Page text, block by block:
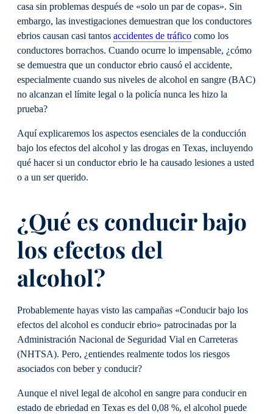
casa sin problemas después de «solo un par de copas». Sin
embargo, las investigaciones demuestran que los conductores
ebrios causan casi tantos accidentes de tráfico como los
conductores borrachos. Cuando ocurre lo impensable, ¿cómo
se demuestra que un conductor ebrio causó el accidente,
especialmente cuando sus niveles de alcohol en sangre (BAC)
no alcanzan el límite legal o la policía nunca les hizo la
prueba?
Aquí explicaremos los aspectos esenciales de la conducción
bajo los efectos del alcohol y las drogas en Texas, incluyendo
qué hacer si un conductor ebrio le ha causado lesiones a usted
o a un ser querido.
¿Qué es conducir bajo
los efectos del
alcohol?
Probablemente hayas visto las campañas «Conducir bajo los
efectos del alcohol es conducir ebrio» patrocinadas por la
Administración Nacional de Seguridad Vial en Carreteras
(NHTSA). Pero, ¿entiendes realmente todos los riesgos
asociados con beber y conducir?
Aunque el nivel legal de alcohol en sangre para conducir en
estado de ebriedad en Texas es del 0,08 %, el alcohol puede